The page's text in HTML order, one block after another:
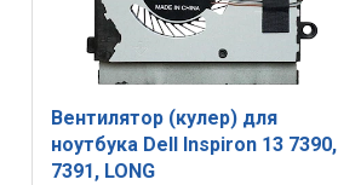
Вентилятор (кулер) для
ноутбука Dell Inspiron 13 7390,
7391, LONG